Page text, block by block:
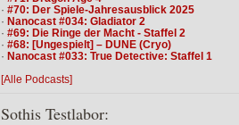
· #70: Der Spiele-Jahresausblick 2025
· Nanocast #034: Gladiator 2
· #69: Die Ringe der Macht - Staffel 2
· #68: [Ungespielt] – DUNE (Cryo)
· Nanocast #033: True Detective: Staffel 1
[Alle Podcasts]
Sothis Testlabor: